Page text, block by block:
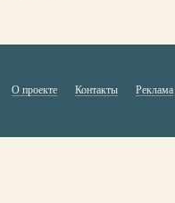
О проекте Контакты Реклама